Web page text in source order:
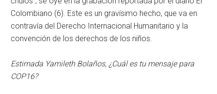
Colombiano (6). Este es un gravísimo hecho, que va en
contravía del Derecho Internacional Humanitario y la
convención de los derechos de los niños.
Estimada Yamileth Bolaños, ¿Cuál es tu mensaje para
COP16?